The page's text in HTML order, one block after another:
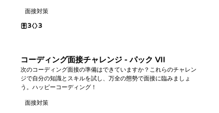
面接対策
3 3
コーディング面接チャレンジ - パック VII
次のコーディング面接の準備はできていますか？これらのチャレン
ジで自分の知識とスキルを試し、万全の態勢で面接に臨みましょ
う。ハッピーコーディング！
面接対策